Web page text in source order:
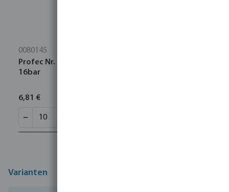
0080145
Profec Nr. 270 Muffe Edelstahl 316 1" Innengewinde
16bar
6,81 €
Varianten